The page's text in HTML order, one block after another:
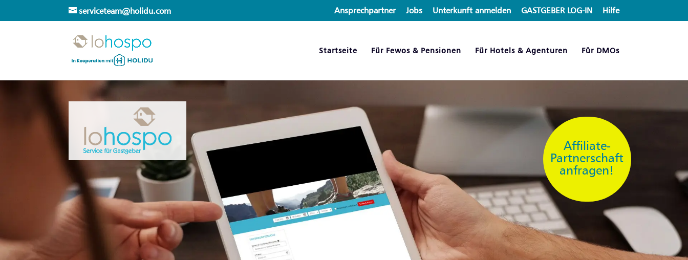
serviceteam@holidu.com Ansprechpartner Jobs Unterkunft anmelden GASTGEBER LOG-IN Hilfe
Startseite Für Fewos & Pensionen Für Hotels & Agenturen Für DMOs
Affiliate-
Partnerschaft
anfragen!